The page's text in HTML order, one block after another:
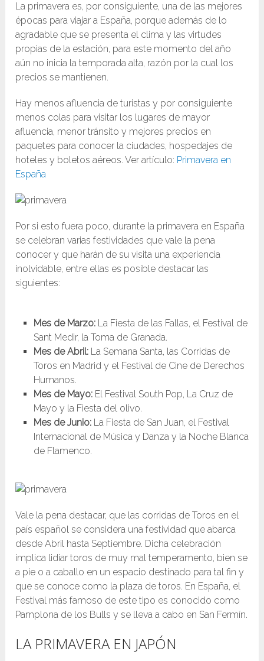
La primavera es, por consiguiente, una de las mejores
épocas para viajar a España, porque además de lo
agradable que se presenta el clima y las virtudes
propias de la estación, para este momento del año
aún no inicia la temporada alta, razón por la cual los
precios se mantienen.
Hay menos afluencia de turistas y por consiguiente
menos colas para visitar los lugares de mayor
afluencia, menor tránsito y mejores precios en
paquetes para conocer la ciudades, hospedajes de
hoteles y boletos aéreos. Ver artículo: Primavera en
España
Por si esto fuera poco, durante la primavera en España
se celebran varias festividades que vale la pena
conocer y que harán de su visita una experiencia
inolvidable, entre ellas es posible destacar las
siguientes:
Mes de Marzo:La Fiesta de las Fallas, el Festival de
Sant Medir, la Toma de Granada.
Mes de Abril:La Semana Santa, las Corridas de
Toros en Madrid y el Festival de Cine de Derechos
Humanos.
Mes de Mayo:El Festival South Pop, La Cruz de
Mayo y la Fiesta del olivo.
Mes de Junio:La Fiesta de San Juan, el Festival
Internacional de Música y Danza y la Noche Blanca
de Flamenco.
Vale la pena destacar, que las corridas de Toros en el
país español se considera una festividad que abarca
desde Abril hasta Septiembre. Dicha celebración
implica lidiar toros de muy mal temperamento, bien se
a pie o a caballo en un espacio destinado para tal fin y
que se conoce como la plaza de toros. En España, el
Festival más famoso de este tipo es conocido como
Pamplona de los Bulls y se lleva a cabo en San Fermín.
LA PRIMAVERA EN JAPÓN